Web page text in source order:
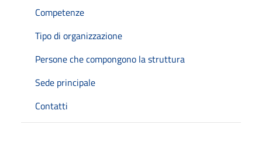
Competenze
Tipo di organizzazione
Persone che compongono la struttura
Sede principale
Contatti